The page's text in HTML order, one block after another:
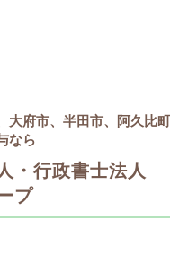
大府市、半田市、阿久比
なら
・行政書士法人
プ